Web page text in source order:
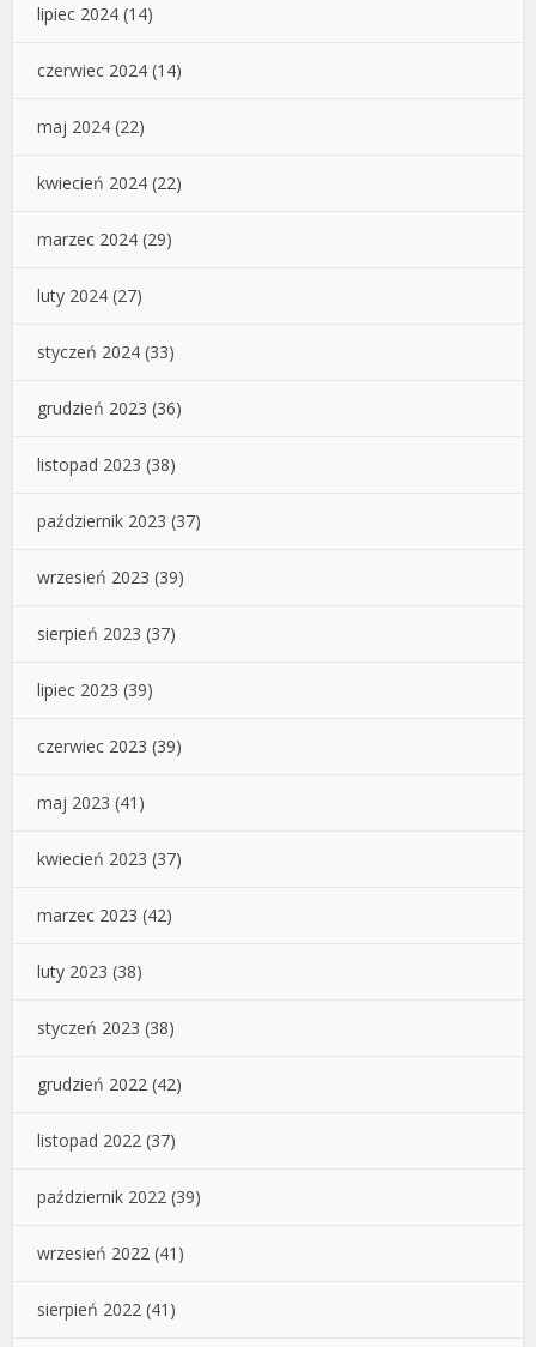
lipiec 2024 (14)
czerwiec 2024 (14)
maj 2024 (22)
kwiecień 2024 (22)
marzec 2024 (29)
luty 2024 (27)
styczeń 2024 (33)
grudzień 2023 (36)
listopad 2023 (38)
październik 2023 (37)
wrzesień 2023 (39)
sierpień 2023 (37)
lipiec 2023 (39)
czerwiec 2023 (39)
maj 2023 (41)
kwiecień 2023 (37)
marzec 2023 (42)
luty 2023 (38)
styczeń 2023 (38)
grudzień 2022 (42)
listopad 2022 (37)
październik 2022 (39)
wrzesień 2022 (41)
sierpień 2022 (41)